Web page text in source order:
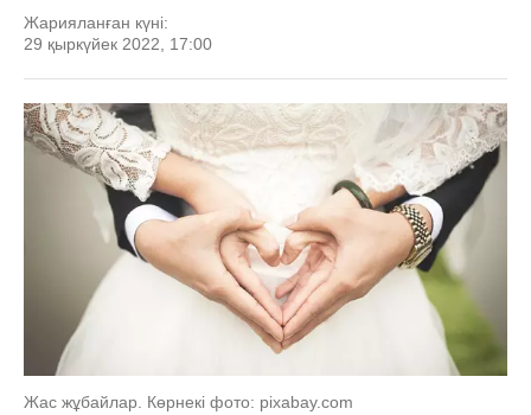
Жарияланған күні:
29 қыркүйек 2022, 17:00
Жас жұбайлар. Көрнекі фото: pixabay.com